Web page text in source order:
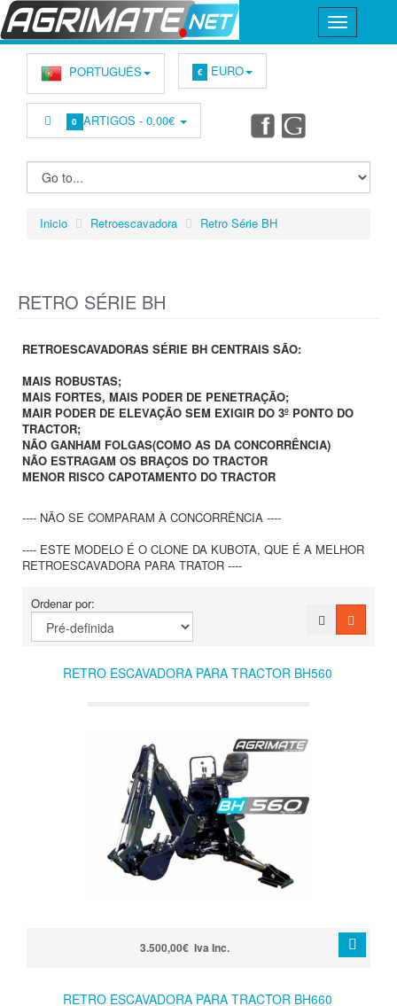
PORTUGUÊS € EURO
0 ARTIGOS -0,00€
Inicio Retroescavadora Retro Série BH
RETRO SÉRIE BH
RETROESCAVADORAS SÉRIE BH CENTRAIS SÃO:
MAIS ROBUSTAS;
MAIS FORTES, MAIS PODER DE PENETRAÇÃO;
MAIR PODER DE ELEVAÇÃO SEM EXIGIR DO 3º PONTO DO
TRACTOR;
NÃO GANHAM FOLGAS(COMO AS DA CONCORRÊNCIA)
NÃO ESTRAGAM OS BRAÇOS DO TRACTOR
MENOR RISCO CAPOTAMENTO DO TRACTOR
---- NÃO SE COMPARAM À CONCORRÊNCIA ----
---- ESTE MODELO É O CLONE DA KUBOTA, QUE É A MELHOR
RETROESCAVADORA PARA TRATOR ----
Ordenar por:
RETRO ESCAVADORA PARA TRACTOR BH560
3.500,00€ Iva Inc.
RETRO ESCAVADORA PARA TRACTOR BH660